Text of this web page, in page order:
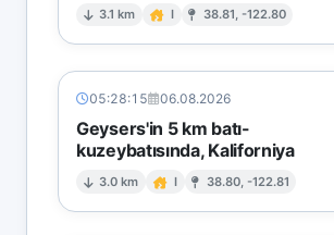
3.1 km I 38.81, -122.80
05:28:15 06.08.2026
Geysers'in 5 km batı-
kuzeybatısında, Kaliforniya
3.0 km I 38.80, -122.81